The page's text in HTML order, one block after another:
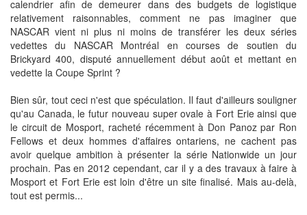
calendrier afin de demeurer dans des budgets de logistique
relativement raisonnables, comment ne pas imaginer que
NASCAR vient ni plus ni moins de transférer les deux séries
vedettes du NASCAR Montréal en courses de soutien du
Brickyard 400, disputé annuellement début août et mettant en
vedette la Coupe Sprint ?
Bien sûr, tout ceci n'est que spéculation. Il faut d'ailleurs souligner
qu'au Canada, le futur nouveau super ovale à Fort Erie ainsi que
le circuit de Mosport, racheté récemment à Don Panoz par Ron
Fellows et deux hommes d'affaires ontariens, ne cachent pas
avoir quelque ambition à présenter la série Nationwide un jour
prochain. Pas en 2012 cependant, car il y a des travaux à faire à
Mosport et Fort Erie est loin d'être un site finalisé. Mais au-delà,
tout est permis...